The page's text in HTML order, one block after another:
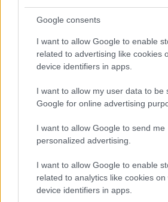
Google consents
I want to allow Google to enable
related to advertising like cookies
device identifiers in apps.
I want to allow my user data to be
Google for online advertising
I want to allow Google to send me
personalized advertising.
I want to allow Google to enable
related to analytics like cookies on
device identifiers in apps.
Ön szerint hogy készül a hamisítatlan
Országos ellenőrzés indult a hazai
üzemekben
Az idei év leglassabb növekedését
Györfi Mihály több tucat vállalkozással
41 fok fölé forrósodott az ország,
Egy telefonhívást akart, végül